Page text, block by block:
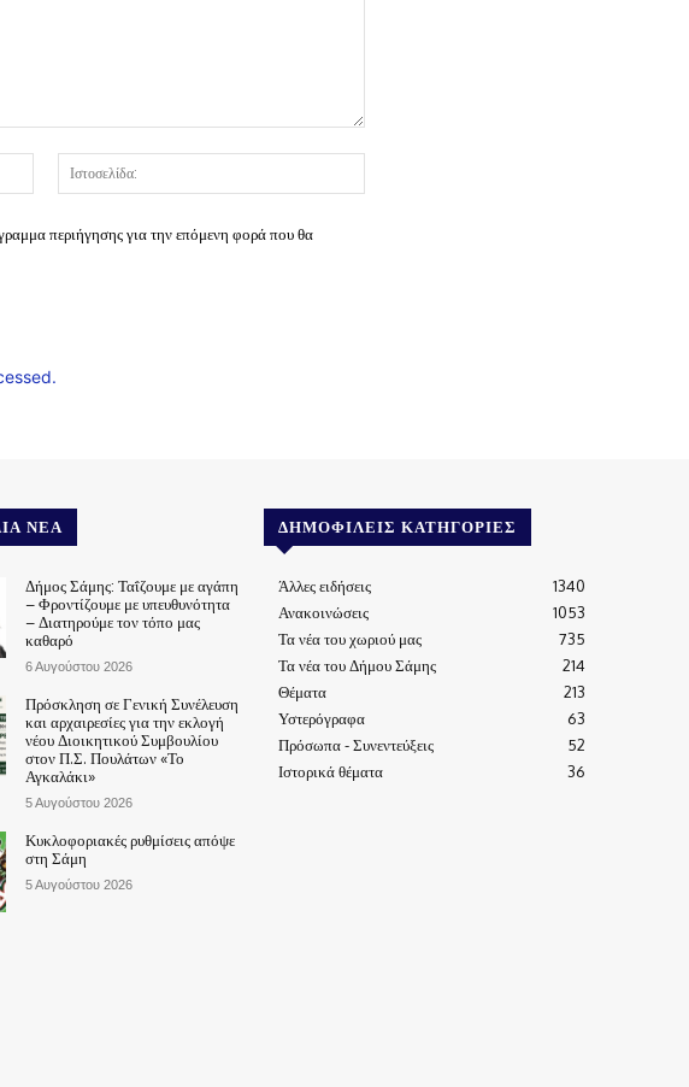
Email:*
περιήγησης για την επόμενη φορά που θα
ΝΈΑ
Δήμος Σάμης: Ταΐζουμε με αγάπη
– Φροντίζουμε με υπευθυνότητα
– Διατηρούμε τον τόπο μας
καθαρό
6 Αυγούστου 2026
Πρόσκληση σε Γενική Συνέλευση
και αρχαιρεσίες για την εκλογή
νέου Διοικητικού Συμβουλίου
στον Π.Σ. Πουλάτων «Το
Αγκαλάκι»
5 Αυγούστου 2026
Κυκλοφοριακές ρυθμίσεις απόψε
στη Σάμη
5 Αυγούστου 2026
ΔΗΜΟΦΙΛΕΊΣ ΚΑΤΗΓΟΡΊΕΣ
Άλλες ειδήσεις
1340
Ανακοινώσεις
1053
Τα νέα του χωριού μας
735
Τα νέα του Δήμου Σάμης
214
Θέματα
213
Υστερόγραφα
63
Πρόσωπα - Συνεντεύξεις
52
Ιστορικά θέματα
36